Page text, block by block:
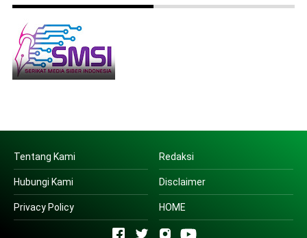
Tentang Kami Redaksi
Hubungi Kami Disclaimer
Privacy Policy HOME